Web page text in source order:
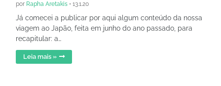
por Rapha Aretakis • 13.1.20
Já comecei a publicar por aqui algum conteúdo da nossa
viagem ao Japão, feita em junho do ano passado, para
recapitular: a…
Leia mais »